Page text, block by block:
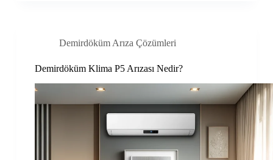
Demirdöküm Arıza Çözümleri
Demirdöküm Klima P5 Arızası Nedir?